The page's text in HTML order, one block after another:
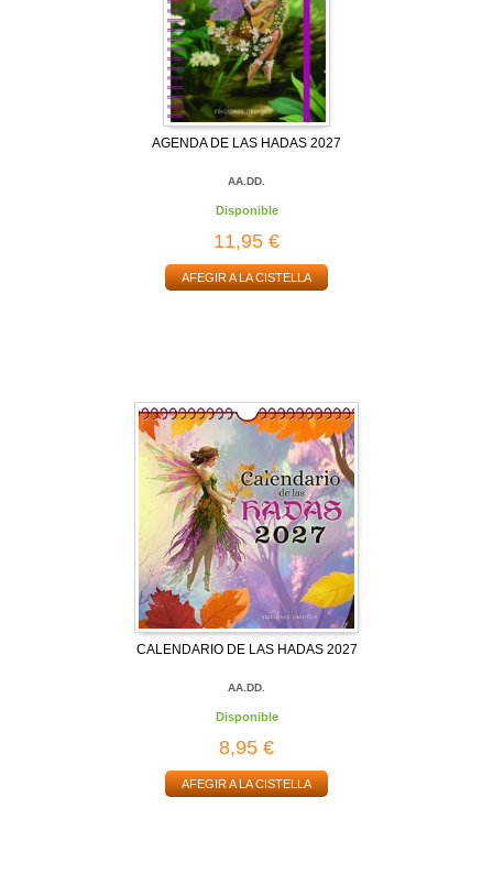
AGENDA DE LAS HADAS 2027
AA.DD.
Disponible
11,95 €
AFEGIR A LA CISTELLA
CALENDARIO DE LAS HADAS 2027
AA.DD.
Disponible
8,95 €
AFEGIR A LA CISTELLA